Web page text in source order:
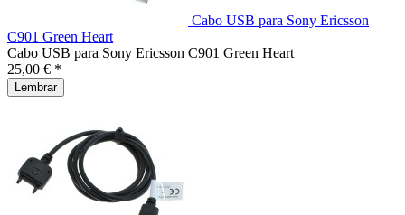
Cabo USB para Sony Ericsson
C901 Green Heart
Cabo USB para Sony Ericsson C901 Green Heart
25,00 € *
Lembrar